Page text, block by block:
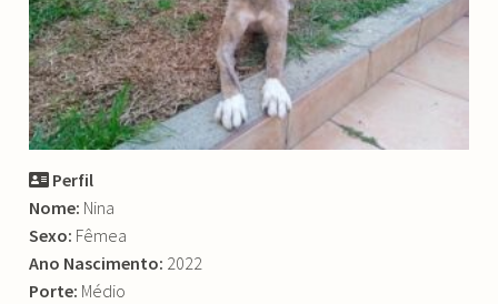
Perfil
Nome: Nina
Sexo: Fêmea
Ano Nascimento: 2022
Porte: Médio